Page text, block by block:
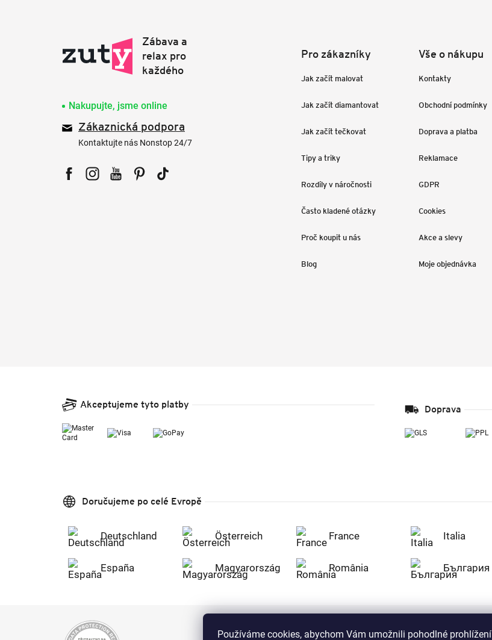
Používáme cookies, abychom Vám umožnili pohodlné prohlížení
Nakupujte, jsme online
Zákaznická podpora
Kontaktujte nás Nonstop 24/7
Pro zákazníky
Jak začít malovat
Jak začít diamantovat
Jak začít tečkovat
Tipy a triky
Rozdíly v náročnosti
Často kladené otázky
Proč koupit u nás
Blog
Vše o nákupu
Kontakty
Obchodní podmínky
Doprava a platba
Reklamace
GDPR
Cookies
Akce a slevy
Moje objednávka
Akceptujeme tyto platby Doprava
Doručujeme po celé Evropě
Deutschland Österreich France Italia
España Magyarország România България